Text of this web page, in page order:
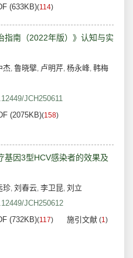
(633KB)(114)
指南（2022年版）》认知与实
杰, 鲁晓擘, 卢明芹, 杨永峰, 韩梅
JCH250611
(2075KB)(158)
基因3型HCV感染者的效果及
珍, 刘春云, 李卫昆, 刘立
JCH250612
(732KB)(117) 施引文献 (1)